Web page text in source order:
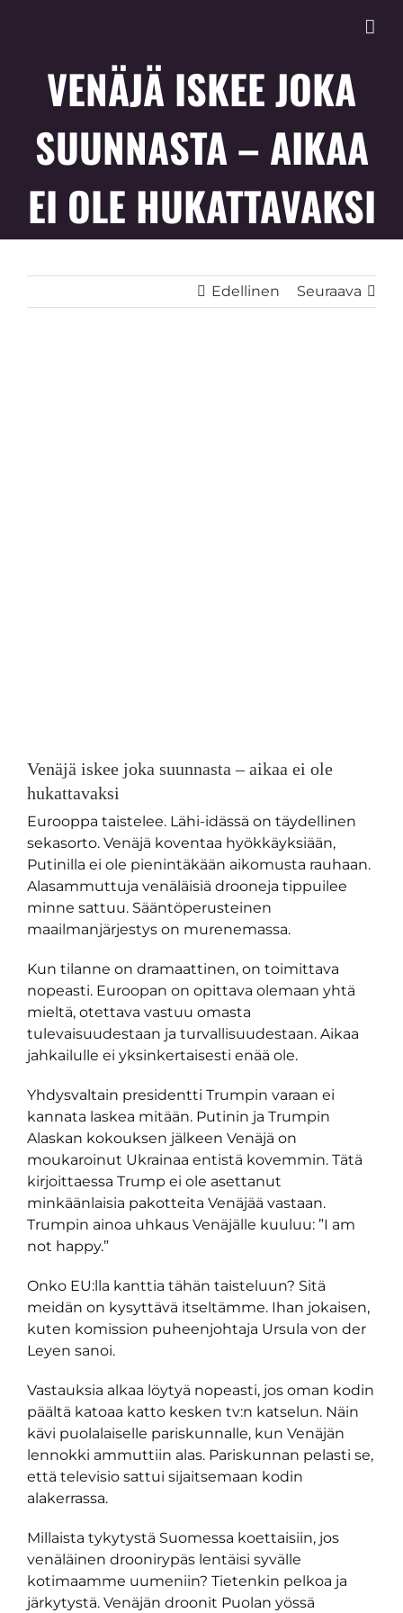
VENÄJÄ ISKEE JOKA
SUUNNASTA – AIKAA
EI OLE HUKATTAVAKSI
Edellinen Seuraava
Venäjä iskee joka suunnasta – aikaa ei ole
hukattavaksi
Eurooppa taistelee. Lähi-idässä on täydellinen
sekasorto. Venäjä koventaa hyökkäyksiään,
Putinilla ei ole pienintäkään aikomusta rauhaan.
Alasammuttuja venäläisiä drooneja tippuilee
minne sattuu. Sääntöperusteinen
maailmanjärjestys on murenemassa.
Kun tilanne on dramaattinen, on toimittava
nopeasti. Euroopan on opittava olemaan yhtä
mieltä, otettava vastuu omasta
tulevaisuudestaan ja turvallisuudestaan. Aikaa
jahkailulle ei yksinkertaisesti enää ole.
Yhdysvaltain presidentti Trumpin varaan ei
kannata laskea mitään. Putinin ja Trumpin
Alaskan kokouksen jälkeen Venäjä on
moukaroinut Ukrainaa entistä kovemmin. Tätä
kirjoittaessa Trump ei ole asettanut
minkäänlaisia pakotteita Venäjää vastaan.
Trumpin ainoa uhkaus Venäjälle kuuluu: ”I am
not happy.”
Onko EU:lla kanttia tähän taisteluun? Sitä
meidän on kysyttävä itseltämme. Ihan jokaisen,
kuten komission puheenjohtaja Ursula von der
Leyen sanoi.
Vastauksia alkaa löytyä nopeasti, jos oman kodin
päältä katoaa katto kesken tv:n katselun. Näin
kävi puolalaiselle pariskunnalle, kun Venäjän
lennokki ammuttiin alas. Pariskunnan pelasti se,
että televisio sattui sijaitsemaan kodin
alakerrassa.
Millaista tykytystä Suomessa koettaisiin, jos
venäläinen droonirypäs lentäisi syvälle
kotimaamme uumeniin? Tietenkin pelkoa ja
järkytystä. Venäjän droonit Puolan yössä